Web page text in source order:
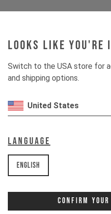
Looks like you're
Switch to the USA store for
and shipping options.
United States
Language
English
Confirm
Dämpfer
Antrieb
Kurbelgarnitur
Kassette